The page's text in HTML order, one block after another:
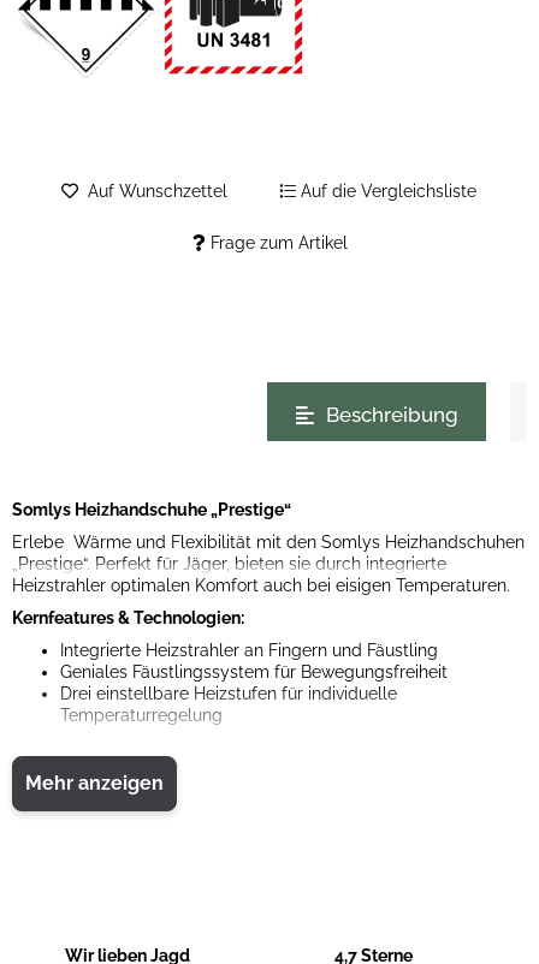
Frage zum Artikel
Auf Wunschzettel Auf die Vergleichsliste
Beschreibung
Somlys Heizhandschuhe „Prestige“
Erlebe Wärme und Flexibilität mit den Somlys Heizhandschuhen
„Prestige“. Perfekt für Jäger, bieten sie durch integrierte
Heizstrahler optimalen Komfort auch bei eisigen Temperaturen.
Kernfeatures & Technologien:
Integrierte Heizstrahler an Fingern und Fäustling
Geniales Fäustlingssystem für Bewegungsfreiheit
Drei einstellbare Heizstufen für individuelle
Temperaturregelung
Diese Handschuhe bieten Dir den entscheidenden Vorteil bei der
Jagd in kalten Umgebungen, ohne Kompromisse bei der
Beweglichkeit. Funktion trifft auf eleganten Stil.
Spezifikationen:
Mehr anzeigen
Wir lieben Jagd
4,7 Sterne